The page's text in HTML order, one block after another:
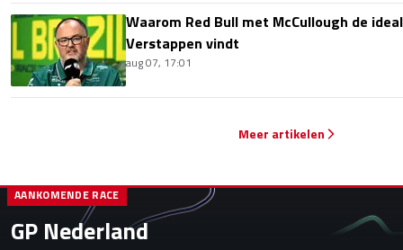
Waarom Red Bull met McCullough de
Verstappen vindt
aug 07, 17:01
Meer artikelen
GP Nederland
AANKOMENDE RACE